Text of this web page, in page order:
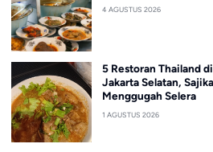
4 AGUSTUS 2026
5 Restoran Thailand
Jakarta Selatan,
Menggugah Selera
1 AGUSTUS 2026